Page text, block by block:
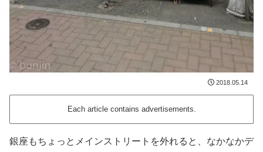
2018.05.14
Each article contains advertisements.
銀座もちょっとメインストリートを外れると、なかなかデ